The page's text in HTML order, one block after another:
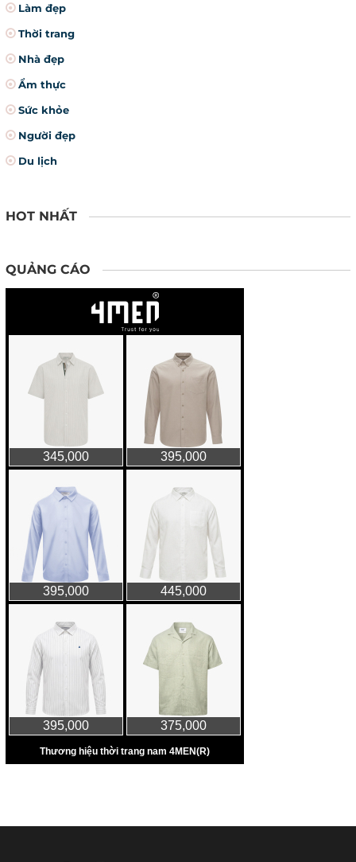
Làm đẹp
Thời trang
Nhà đẹp
Ẩm thực
Sức khỏe
Người đẹp
Du lịch
HOT NHẤT
QUẢNG CÁO